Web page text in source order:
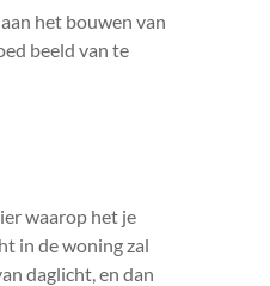
het bouwen van
beeld van te
waarop het je
in de woning zal
daglicht, en dan